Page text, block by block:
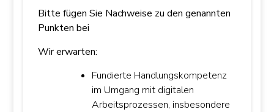
Bitte fügen Sie Nachweise zu den genannten
Punkten bei
Wir erwarten:
Fundierte Handlungskompetenz
im Umgang mit digitalen
Arbeitsprozessen, insbesondere